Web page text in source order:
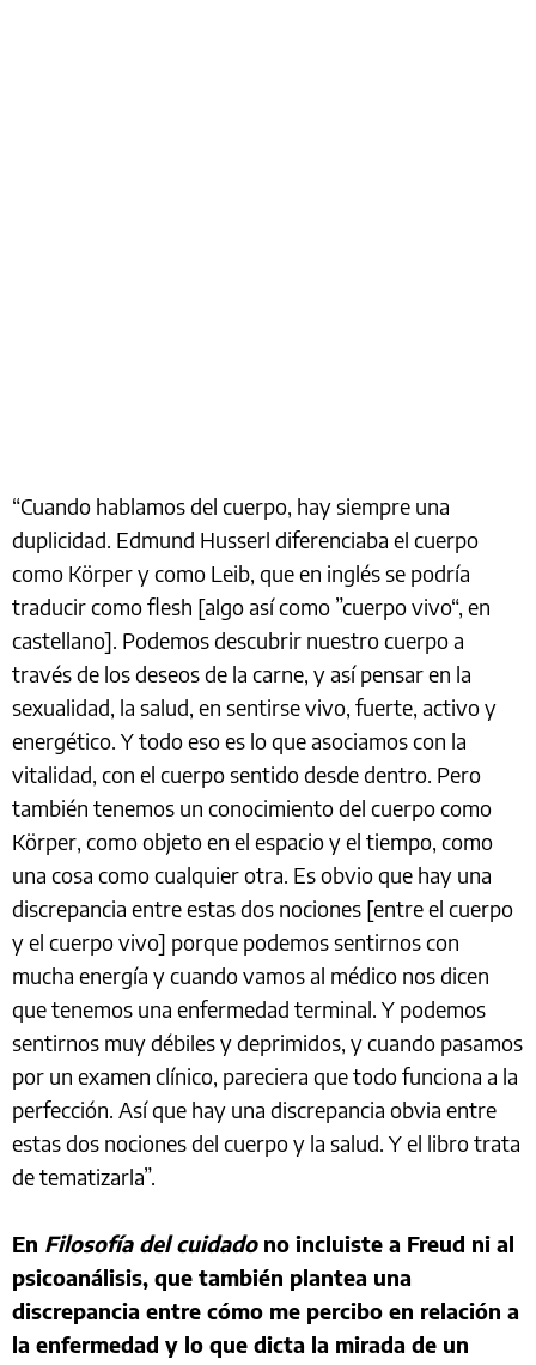
“Cuando hablamos del cuerpo, hay siempre una
duplicidad. Edmund Husserl diferenciaba el cuerpo
como Körper y como Leib, que en inglés se podría
traducir como flesh [algo así como ”cuerpo vivo“, en
castellano]. Podemos descubrir nuestro cuerpo a
través de los deseos de la carne, y así pensar en la
sexualidad, la salud, en sentirse vivo, fuerte, activo y
energético. Y todo eso es lo que asociamos con la
vitalidad, con el cuerpo sentido desde dentro. Pero
también tenemos un conocimiento del cuerpo como
Körper, como objeto en el espacio y el tiempo, como
una cosa como cualquier otra. Es obvio que hay una
discrepancia entre estas dos nociones [entre el cuerpo
y el cuerpo vivo] porque podemos sentirnos con
mucha energía y cuando vamos al médico nos dicen
que tenemos una enfermedad terminal. Y podemos
sentirnos muy débiles y deprimidos, y cuando pasamos
por un examen clínico, pareciera que todo funciona a la
perfección. Así que hay una discrepancia obvia entre
estas dos nociones del cuerpo y la salud. Y el libro trata
de tematizarla”.
En Filosofía del cuidadono incluiste a Freud ni al
psicoanálisis, que también plantea una
discrepancia entre cómo me percibo en relación a
la enfermedad y lo que dicta la mirada de un